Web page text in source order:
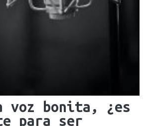
voz bonita, ¿es
para ser